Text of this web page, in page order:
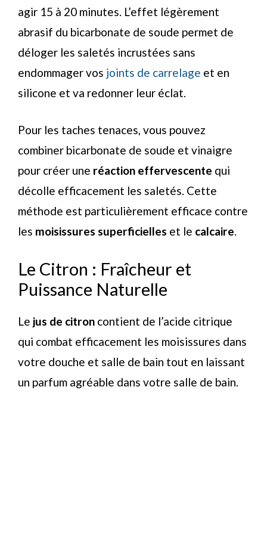
agir 15 à 20 minutes. L’effet légèrement
abrasif du bicarbonate de soude permet de
déloger les saletés incrustées sans
endommager vos joints de carrelage et en
silicone et va redonner leur éclat.
Pour les taches tenaces, vous pouvez
combiner bicarbonate de soude et vinaigre
pour créer une réaction effervescente qui
décolle efficacement les saletés. Cette
méthode est particulièrement efficace contre
les moisissures superficielles et le calcaire.
Le Citron : Fraîcheur et
Puissance Naturelle
Le jus de citron contient de l’acide citrique
qui combat efficacement les moisissures dans
votre douche et salle de bain tout en laissant
un parfum agréable dans votre salle de bain.